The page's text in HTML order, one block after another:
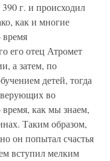
г. и происходил
как и многие
время
его отец Атромет
а затем, по
детей, тогда
ве­рующих во
как мы знаем,
Таким обра­зом,
он попытал сча­стья
вступил мелким